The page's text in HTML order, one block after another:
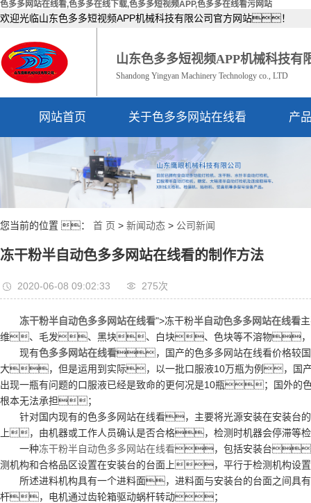
色多多网站在线看,色多多在线下载,色多多短视频APP,色多多在线看污网站
欢迎光临山东色多多短视频APP机械科技有限公司官方网站！
山东色多多短视频APP机械科技有
Shandong Yingyan Machinery Technology co., LTD
网站首页 关于色多多网站在线看
公司简介
资质荣誉
产
您当前的位置 ： 首 页 > 新闻动态 > 公司新闻
冻干粉半自动色多多网站在线看的制作方法
2020-06-08 09:02:33 275次
冻干粉半自动色多多网站在线看">冻干粉半自动色多多网站在线看
维、毛发、黑块、白块、色块等不溶物，
现有色多多网站在线看，国产的色多多网站在线看价格较国
大，但是运用到实际，以一批口服液10万瓶为例，国
出现一瓶有问题的口服液已经是致命的更何况是10瓶；国外
根本无法承担；
针对国内现有的色多多网站在线看，主要将光源安装在安装台
上，由机器或工作人员确认是否合格，检测时机器会停滞
一种冻干粉半自动色多多网站在线看，包括安装台
测机构和合格品区设置在安装台的台面上，平行于检测机构
所述进料机构具有一个进料面，进料面与安装台的台面之间具
杆，电机通过齿轮箱驱动蜗杆转动；